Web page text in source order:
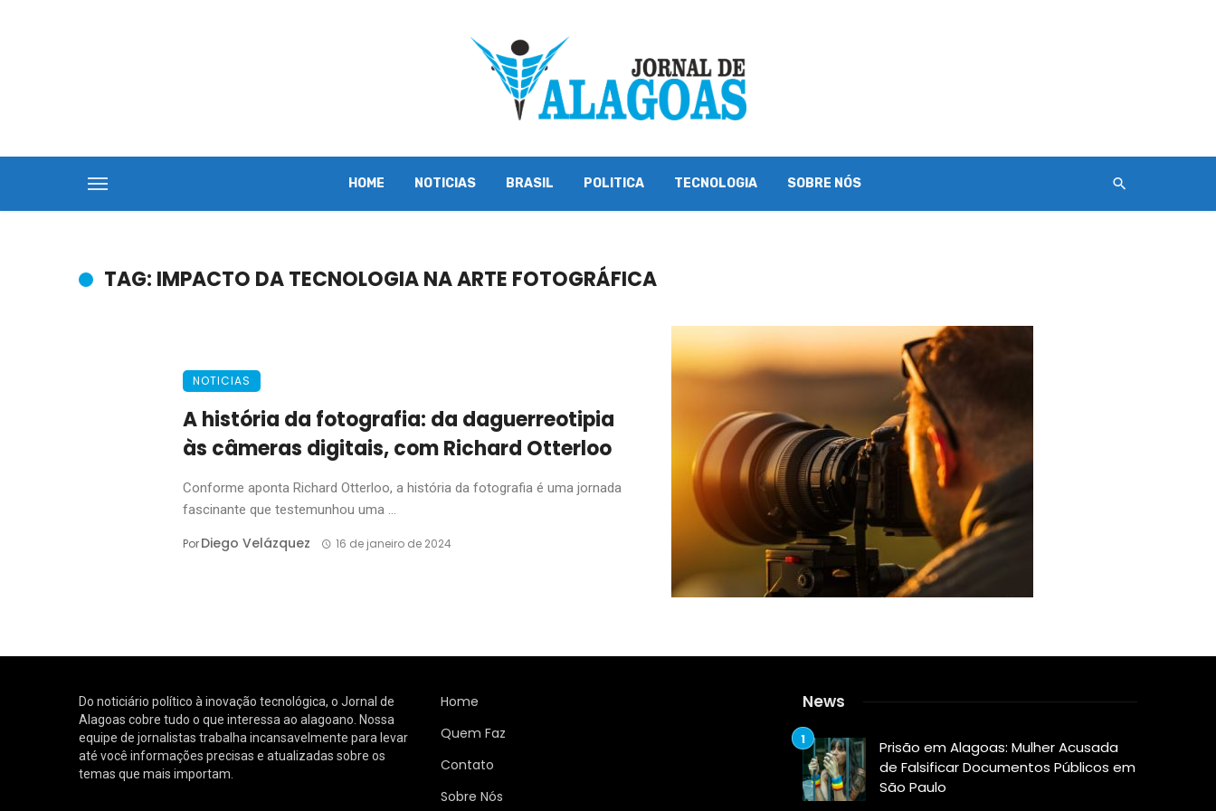
HOME NOTICIAS BRASIL POLITICA TECNOLOGIA SOBRE NÓS
TAG: IMPACTO DA TECNOLOGIA NA ARTE FOTOGRÁFICA
NOTICIAS
A história da fotografia: da daguerreotipia
às câmeras digitais, com Richard Otterloo
Conforme aponta Richard Otterloo, a história da fotografia é uma jornada
fascinante que testemunhou uma ...
PorDiego Velázquez 16 de janeiro de 2024
Do noticiário político à inovação tecnológica, o Jornal de
Alagoas cobre tudo o que interessa ao alagoano. Nossa
equipe de jornalistas trabalha incansavelmente para levar
até você informações precisas e atualizadas sobre os
temas que mais importam.
Home
Quem Faz
Contato
Sobre Nós
News
Prisão em Alagoas: Mulher Acusada
de Falsificar Documentos Públicos em
São Paulo